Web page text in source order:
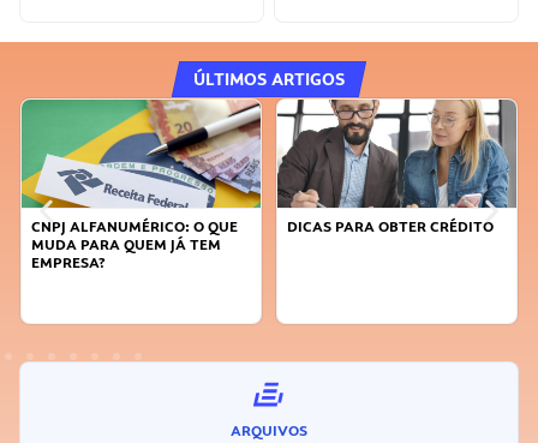
ÚLTIMOS ARTIGOS
DICAS PARA OBTER CRÉDITO
FAÇA A DIFERENÇA: SEJA
ARQUIVOS